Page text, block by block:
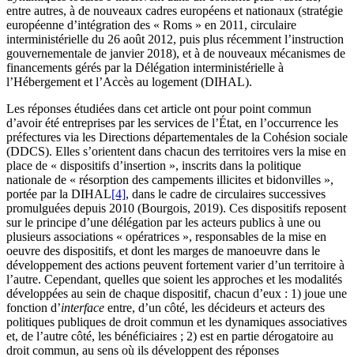
entre autres, à de nouveaux cadres européens et nationaux (stratégie
européenne d’intégration des « Roms » en 2011, circulaire
interministérielle du 26 août 2012, puis plus récemment l’instruction
gouvernementale de janvier 2018), et à de nouveaux mécanismes de
financements gérés par la Délégation interministérielle à
l’Hébergement et l’Accès au logement (DIHAL).
Les réponses étudiées dans cet article ont pour point commun
d’avoir été entreprises par les services de l’État, en l’occurrence les
préfectures via les Directions départementales de la Cohésion sociale
(DDCS). Elles s’orientent dans chacun des territoires vers la mise en
place de « dispositifs d’insertion », inscrits dans la politique
nationale de « résorption des campements illicites et bidonvilles »,
portée par la DIHAL[4], dans le cadre de circulaires successives
promulguées depuis 2010 (Bourgois, 2019). Ces dispositifs reposent
sur le principe d’une délégation par les acteurs publics à une ou
plusieurs associations « opératrices », responsables de la mise en
oeuvre des dispositifs, et dont les marges de manoeuvre dans le
développement des actions peuvent fortement varier d’un territoire à
l’autre. Cependant, quelles que soient les approches et les modalités
développées au sein de chaque dispositif, chacun d’eux : 1) joue une
fonction d’interface entre, d’un côté, les décideurs et acteurs des
politiques publiques de droit commun et les dynamiques associatives
et, de l’autre côté, les bénéficiaires ; 2) est en partie dérogatoire au
droit commun, au sens où ils développent des réponses